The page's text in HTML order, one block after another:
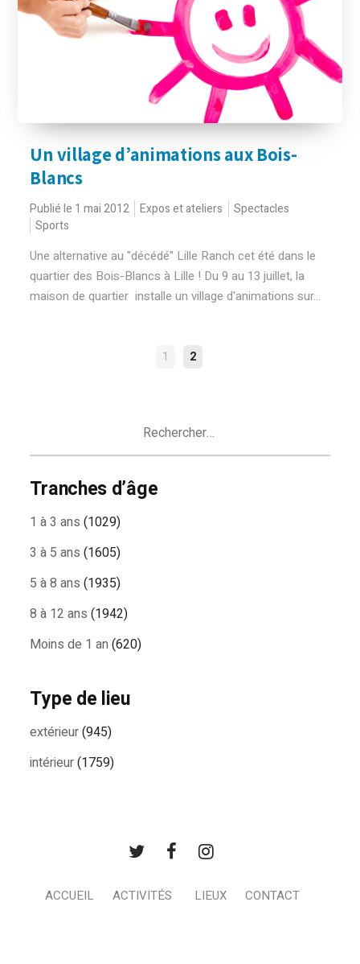
Un village d’animations aux Bois-
Blancs
Publié le 1 mai 2012 Expos et ateliers
Spectacles
Sports
Une alternative au "décédé" Lille Ranch cet été dans le
quartier des Bois-Blancs à Lille ! Du 9 au 13 juillet, la
maison de quartier installe un village d'animations sur...
1 2
Tranches d’âge
1 à 3 ans (1029)
3 à 5 ans (1605)
5 à 8 ans (1935)
8 à 12 ans (1942)
Moins de 1 an (620)
Type de lieu
extérieur(945)
intérieur(1759)
ACCUEIL ACTIVITÉS LIEUX CONTACT